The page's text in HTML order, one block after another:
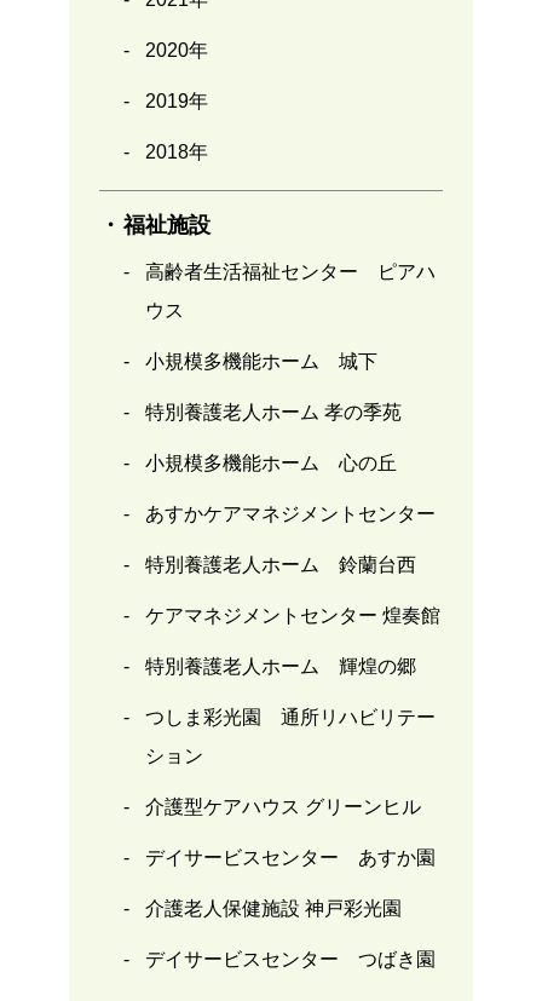
2020年
2019年
2018年
福祉施設
高齢者生活福祉センター ピアハ
ウス
小規模多機能ホーム 城下
特別養護老人ホーム 孝の季苑
小規模多機能ホーム 心の丘
あすかケアマネジメントセンター
特別養護老人ホーム 鈴蘭台西
ケアマネジメントセンター 煌奏館
特別養護老人ホーム 輝煌の郷
つしま彩光園 通所リハビリテー
ション
介護型ケアハウス グリーンヒル
デイサービスセンター あすか園
介護老人保健施設 神戸彩光園
デイサービスセンター つばき園